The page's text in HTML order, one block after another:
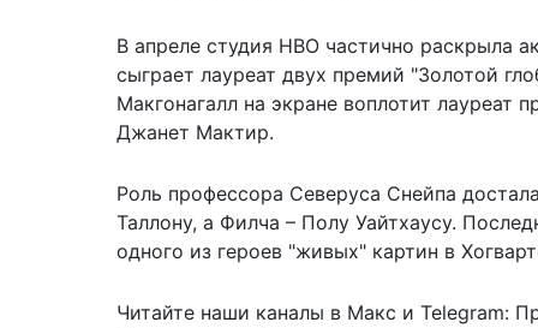
В апреле студия HBO частично раскрыла
сыграет лауреат двух премий "Золотой
Макгонагалл на экране воплотит лауреат
Джанет Мактир.
Роль профессора Северуса Снейпа
Таллону, а Филча – Полу Уайтхаусу.
одного из героев "живых" картин в
Читайте наши каналы в Макс и Telegram: